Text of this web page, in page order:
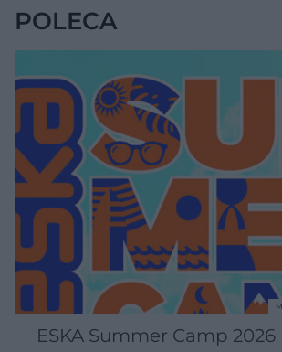
POLECA
ESKA Summer Camp 2026